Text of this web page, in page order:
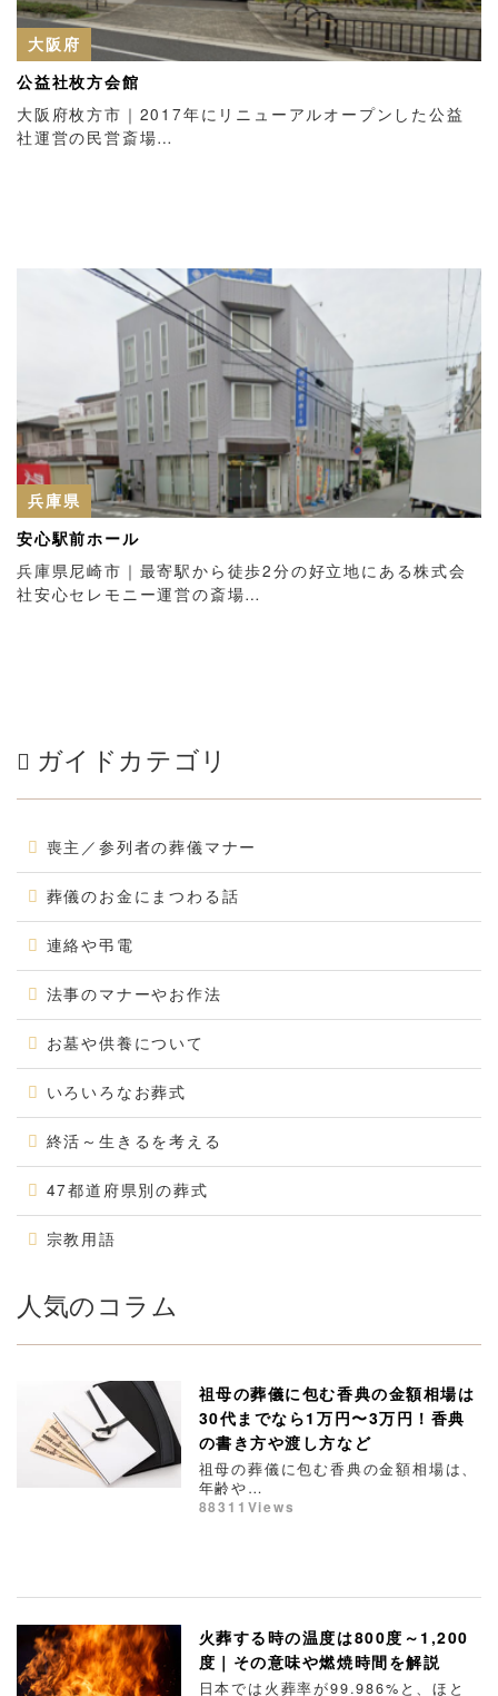
大阪府
公益社枚方会館
大阪府枚方市｜2017年にリニューアルオープンした公益
社運営の民営斎場…
兵庫県
安心駅前ホール
兵庫県尼崎市｜最寄駅から徒歩2分の好立地にある株式会
社安心セレモニー運営の斎場…
ガイドカテゴリ
喪主／参列者の葬儀マナー
葬儀のお金にまつわる話
連絡や弔電
法事のマナーやお作法
お墓や供養について
いろいろなお葬式
終活～生きるを考える
47都道府県別の葬式
宗教用語
人気のコラム
祖母の葬儀に包む香典の金額相場は
30代までなら1万円〜3万円！香典
の書き方や渡し方など
祖母の葬儀に包む香典の金額相場は、
年齢や…
88311Views
火葬する時の温度は800度～1,200
度｜その意味や燃焼時間を解説
日本では火葬率が99.986%と、ほと